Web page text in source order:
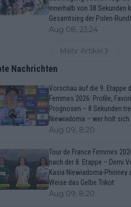
innerhalb von 38 Sekunden
Gesamtsieg der Polen-
Marco Brenner und Jan
Aug 08, 23:24
Mehr Artikel
Nachrichten
Vorschau auf die 9. Etappe
Femmes 2026: Profile,
Prognosen – 8 Sekunden
Niewiadoma – wer holt sich
Aug 09, 8:20
Tour de France Femmes
nach der 8. Etappe – Demi
Kasia Niewiadoma-Phinney
Weise das Gelbe Trikot
Aug 09, 8:20